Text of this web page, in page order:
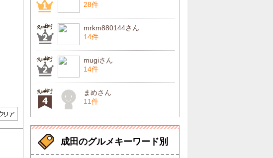
28件
mrkm880144さん
14件
mugiさん
14件
まめさん
11件
成田のグルメキーワード別